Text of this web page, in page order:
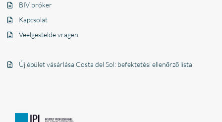
BIV bróker
Kapcsolat
Veelgestelde vragen
Új épület vásárlása Costa del Sol: befektetési ellenőrző lista